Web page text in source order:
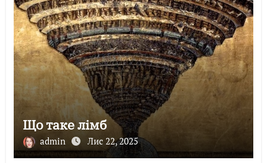
Що таке лімб
admin Лис 22, 2025